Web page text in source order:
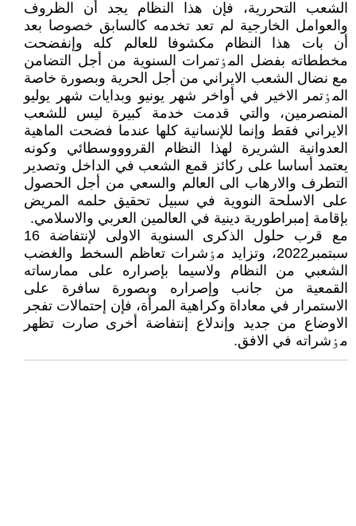
الشعب التحررية، فإن هذا النظام يجد أن الظروف
والعوامل الخارجية لم تعد تخدمه کالسابق خصوصا بعد
أن بات هذا النظام مکشوفا للعالم کله وإنفضحت
مخططاته بفضل المٶتمرات السنوية من أجل التضامن
مع نضال الشعب الايراني من أجل الحرية وبصورة خاصة
المٶتمر الاخير في أواخر شهر يونيو وبدايات شهر يوليو
المنصرمين، والتي قدمت خدمة کبيرة ليس للشعب
الايراني فقط وإنما للإنسانية کلها عندما فضحت الماهية
العدوانية الشريرة لهذا النظام القروووسطائي وکونه
يعتمد أساسا على رکائز قمع الشعب في الداخل وتصدير
التطرف والارهاب الى العالم والسعي من أجل الحصول
على الاسلحة النووية في سبيل تحقيق حلمه المريض
بإقامة إمبراطورية دينية في العالمين العربي والاسلامي.
مع قرب حلول الذکرى السنوية الاولى لإنتفاضة 16
سبتمبر2022، وتزايد مٶشرات تعاظم السخط والغضب
الشعبي من النظام ولاسيما بإصراره على ممارساته
القمعية من جانب وإصراره وبصورة سافرة على
الاستمرار في معاداة وکراهية المرأة، فإن إحتمالات تفجر
الاوضاع من جديد وإندلاع إنتفاضة أخرى صارت تظهر
مٶشراته في الافق.